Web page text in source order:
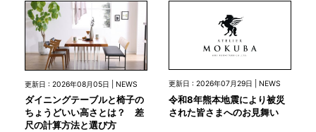
更新日 : 2026年08月05日 | NEWS
ダイニングテーブルと椅子の
ちょうどいい高さとは？ 差
尺の計算方法と選び方
更新日 : 2026年07月29日 | NEWS
令和8年熊本地震により被災
された皆さまへのお見舞い